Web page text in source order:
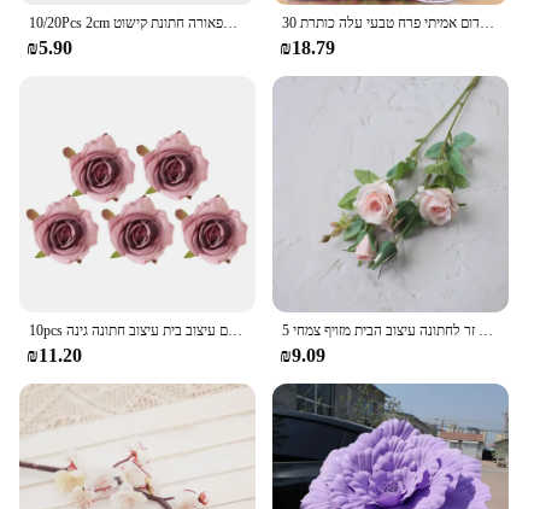
10/20Pcs 2cm פרחים מלאכותיים ראשי דייזי מזויף פרחים עבור בית תפאורה חתונת קישוט DIY קרפט זרי מתנות אביזרים
₪5.90
טבעי עליי ורדים מיובשים אדום אמיתי פרח טבעי עלה כותרת 30g אמבטיה יבש פרח עלה כותרת ספא הלבנת מקלחת ארומתרפיה
₪18.79
10pcs פרחים מלאכותיים עיצוב בית עיצוב חתונה גינה centerwes ורדים קשת ראש משי רוז תיבת ממתקים
₪11.20
5 ראש/צרור פרחים מלאכותיים משי רוז ארוך סניף זר לחתונה עיצוב הבית מזויף צמחי Diy זר אבזרים
₪9.09